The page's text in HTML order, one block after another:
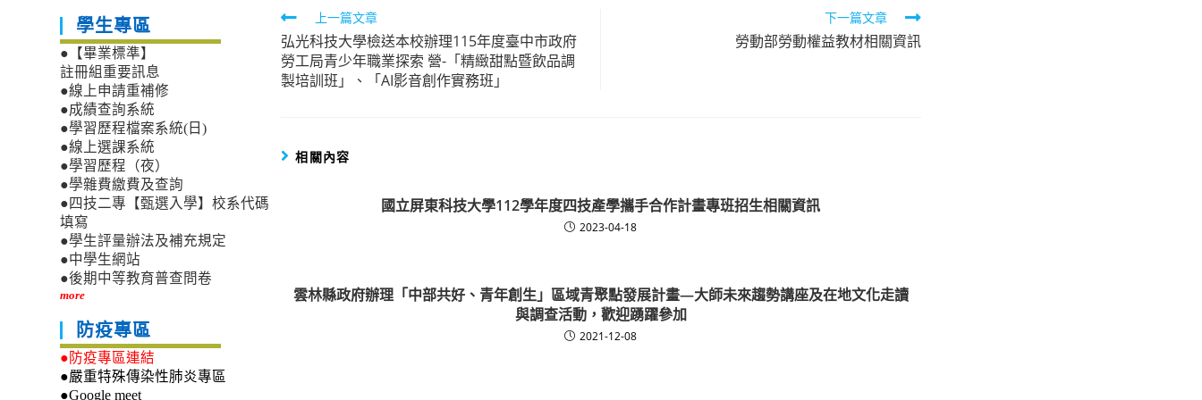
Read
more
articles
上一篇文章
弘光科技大學檢送本校辦理115年度臺中市政府
勞工局青少年職業探索 營-「精緻甜點暨飲品調
製培訓班」、「AI影音創作實務班」
下一篇文章
勞動部勞動權益教材相關資訊
相關內容
國立屏東科技大學112學年度四技產學攜手合作計畫專班招生相關資訊
2023-04-18
雲林縣政府辦理「中部共好、青年創生」區域青聚點發展計畫—大師未來趨勢講座及在地文化走讀
與調查活動，歡迎踴躍參加
2021-12-08
學生專區
●【畢業標準】
註冊組重要訊息
●線上申請重補修
●成績查詢系統
●學習歷程檔案系統(日)
●線上選課系統
●學習歷程（夜）
●學雜費繳費及查詢
●四技二專【甄選入學】校系代碼
填寫
●學生評量辦法及補充規定
●中學生網站
●後期中等教育普查問卷
more
防疫專區
●防疫專區連結
●嚴重特殊傳染性肺炎專區
●Google meet